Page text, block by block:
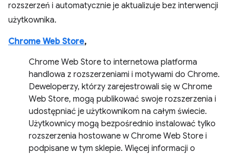
rozszerzeń i automatycznie je aktualizuje bez interwencji
użytkownika.
Chrome Web Store,
Chrome Web Store to internetowa platforma
handlowa z rozszerzeniami i motywami do Chrome.
Deweloperzy, którzy zarejestrowali się w Chrome
Web Store, mogą publikować swoje rozszerzenia i
udostępniać je użytkownikom na całym świecie.
Użytkownicy mogą bezpośrednio instalować tylko
rozszerzenia hostowane w Chrome Web Store i
podpisane w tym sklepie. Więcej informacji o